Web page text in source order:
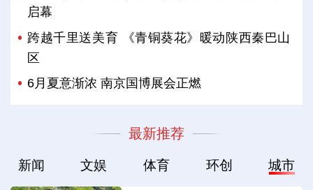
启幕
跨越千里送美育 《青铜葵花》暖动陕西秦巴山
区
6月夏意渐浓 南京国博展会正燃
最新推荐
新闻 文娱 体育 环创 城市